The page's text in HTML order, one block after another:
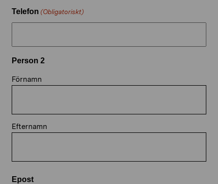
Telefon (Obligatoriskt)
Person 2
Förnamn
Efternamn
Epost